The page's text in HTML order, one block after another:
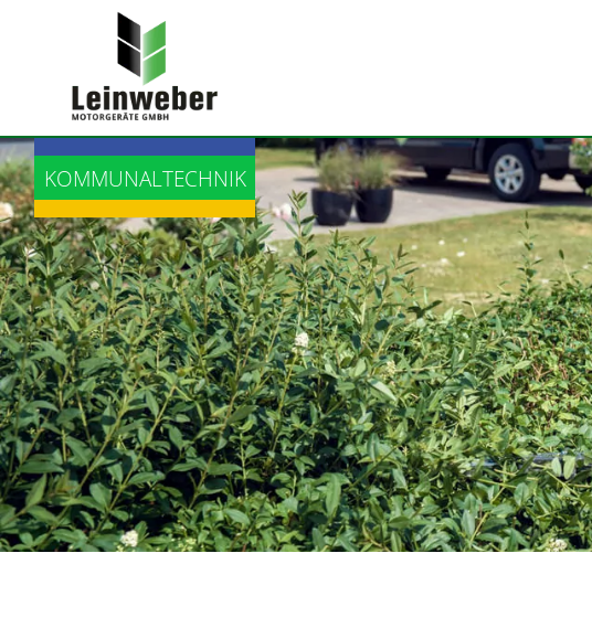
LANDTECHNIK
KOMMUNALTECHNIK
BAUTECHNIK